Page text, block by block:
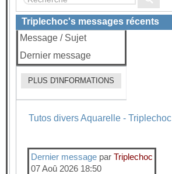
Page : 1 2 3 4 ... 1163
Triplechoc's messages récents
Message / Sujet
Dernier message
PLUS D'INFORMATIONS
Tutos divers Aquarelle - Triplechoc
Dernier message parTriplechoc
07 Aoû 2026 18:50